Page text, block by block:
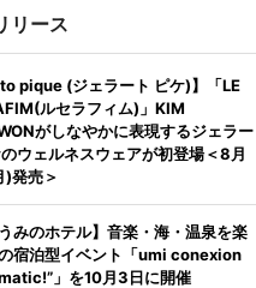
リース
pique (ジェラート ピケ)】「LE
ルセラフィム)」KIM
がしなやかに表現するジェラー
のウェルネスウェアが初登場＜8月
発売＞
うみのホテル】音楽・海・温泉を楽
宿泊型イベント「umi conexion
」を10月3日に開催